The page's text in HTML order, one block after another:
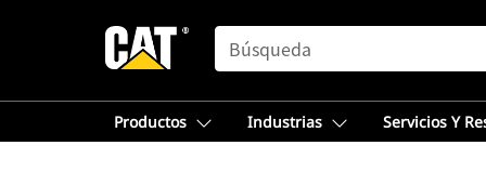
SEARCH
Productos Industrias Servicios Y